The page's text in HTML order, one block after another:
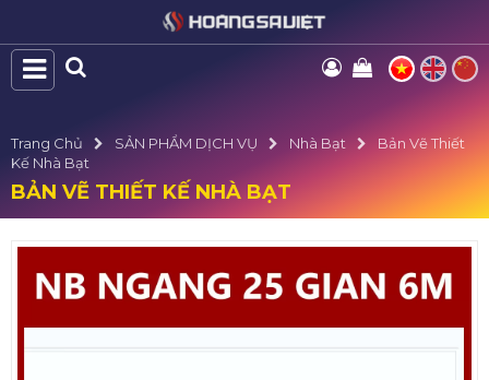
Trang Chủ SẢN PHẨM DỊCH VỤ Nhà Bạt
Bản Vẽ Thiết
Kế Nhà Bạt
BẢN VẼ THIẾT KẾ NHÀ BẠT